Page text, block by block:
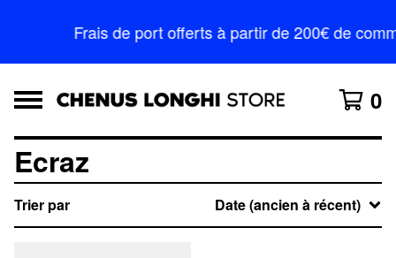
Frais de port offerts à partir de 200€ de
0
Ecraz
Trier par Date (ancien à récent)